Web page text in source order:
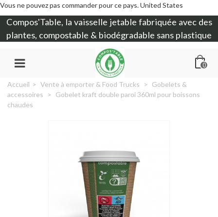
Vous ne pouvez pas commander pour ce pays.United States
Compos'Table, la vaisselle jetable fabriquée avec des
plantes, compostable & biodégradable sans plastique
0
Accueil > Vente à emporter & Food Trucks > Gobelets &
accessoires
> Gobelet kraft double paroi 360ml pour boissons
chaudes